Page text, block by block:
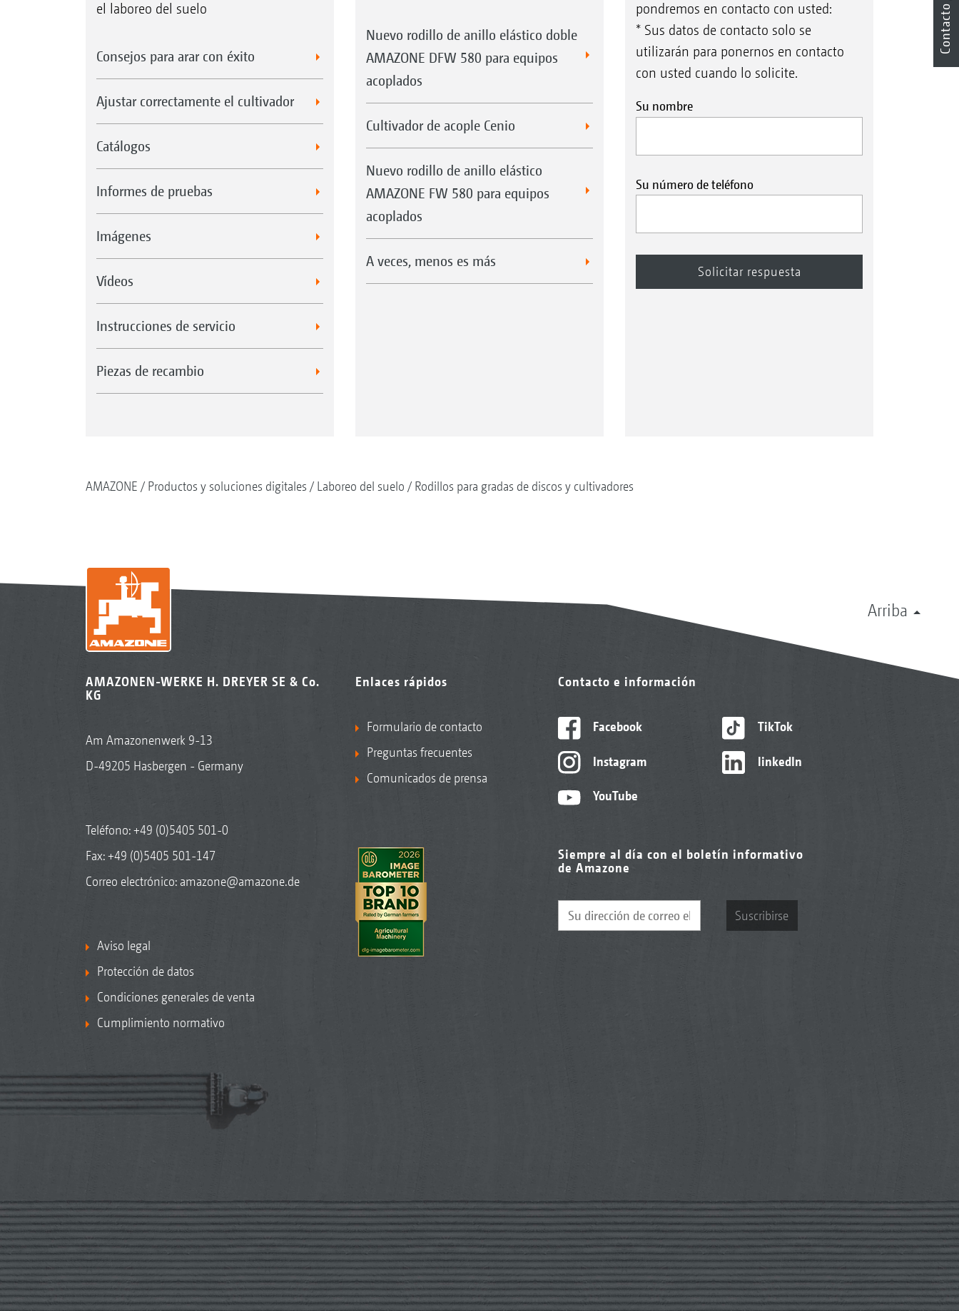
el laboreo del suelo
Consejos para arar con éxito
Ajustar correctamente el cultivador
Catálogos
Informes de pruebas
Imágenes
Vídeos
Instrucciones de servicio
Piezas de recambio
Nuevo rodillo de anillo elástico doble
AMAZONE DFW 580 para equipos
acoplados
Cultivador de acople Cenio
Nuevo rodillo de anillo elástico
AMAZONE FW 580 para equipos
acoplados
A veces, menos es más
pondremos en contacto con usted:
* Sus datos de contacto solo se
utilizarán para ponernos en contacto
con usted cuando lo solicite.
Su nombre
Su número de teléfono
AMAZONE Productos y soluciones digitales Laboreo del suelo Rodillos para gradas de discos y cultivadores
Arriba
AMAZONEN-WERKE H. DREYER SE & Co.
KG
Am Amazonenwerk 9-13
D-49205 Hasbergen - Germany
Teléfono:+49 (0)5405 501-0
Fax: +49 (0)5405 501-147
Correo electrónico: amazone@amazone.de
Aviso legal
Protección de datos
Condiciones generales de venta
Cumplimiento normativo
Enlaces rápidos
Formulario de contacto
Preguntas frecuentes
Comunicados de prensa
Contacto e información
Facebook
Instagram
YouTube
TikTok
linkedIn
Siempre al día con el boletín informativo
de Amazone
Suscribirse
Contacto